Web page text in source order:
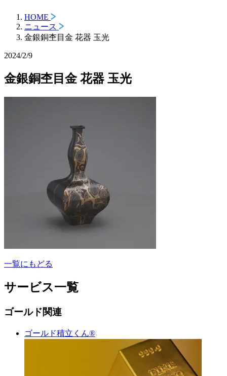
HOME
ニュース
金銀銅杢目金 花器 玉光
2024/2/9
金銀銅杢目金 花器 玉光
一覧にもどる
サービス一覧
ゴールド関連
ゴールド積立くん®︎